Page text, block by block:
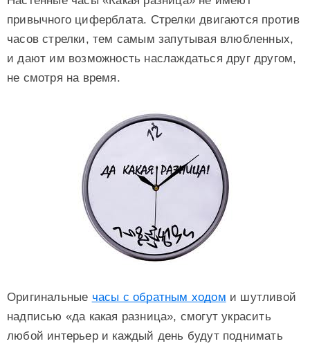
привычного циферблата. Стрелки двигаются против
часов стрелки, тем самым запутывая влюбленных,
и дают им возможность наслаждаться друг другом,
не смотря на время.
Оригинальные часы с обратным ходом и шутливой
надписью «да какая разница», смогут украсить
любой интерьер и каждый день будут поднимать